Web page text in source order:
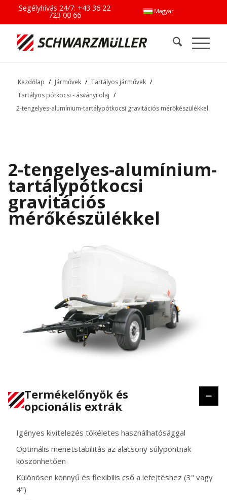
Magyar
Segélyhívás 24/7:+43 36 22
723 00 66
Kezdőlap / Járművek / Tartályos járművek /
Tartályos pótkocsi - ásványi olaj /
2-tengelyes-alumínium-tartálypótkocsi gravitációs mérőkészülékkel
2-tengelyes-alumínium-
tartálypótkocsi
gravitációs
mérőkészülékkel
Termékelőnyök és
opcionális extrák
Igényes kivitelezés tökéletes használhatósággal
Optimális menetstabilitás az alacsony súlypontnak
köszönhetően
Különösen könnyű és flexibilis cső a lefejtéshez (3" vagy
4")